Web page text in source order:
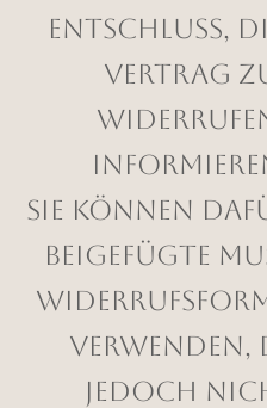
Entschluss,
Vertrag
Sie können
beigefügte
verwenden,
jedoch